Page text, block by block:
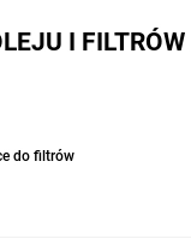
I FILTRÓW
do filtrów